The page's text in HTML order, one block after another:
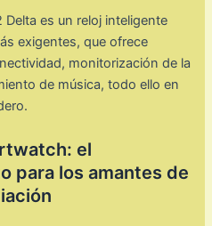
Delta es un reloj inteligente
exigentes, que ofrece
monitorización de la
de música, todo ello en
el
para los amantes de